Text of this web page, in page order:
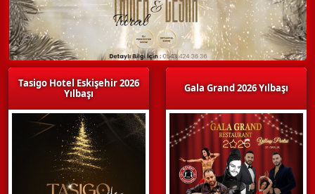
Tasigo Hotel Eskişehir 2026
Yılbaşı
Gala Grand 2026 Yılbaşı